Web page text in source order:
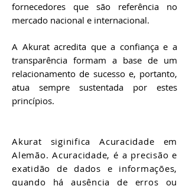
fornecedores que são referência no
mercado nacional e internacional.
A Akurat acredita que a confiança e a
transparência formam a base de um
relacionamento de sucesso e, portanto,
atua sempre sustentada por estes
princípios.
Akurat siginifica Acuracidade em
Alemão. Acuracidade, é a precisão e
exatidão de dados e informações,
quando há ausência de erros ou